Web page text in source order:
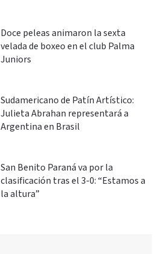
Doce peleas animaron la sexta
velada de boxeo en el club Palma
Juniors
Sudamericano de Patín Artístico:
Julieta Abrahan representará a
Argentina en Brasil
San Benito Paraná va por la
clasificación tras el 3-0: “Estamos a
la altura”